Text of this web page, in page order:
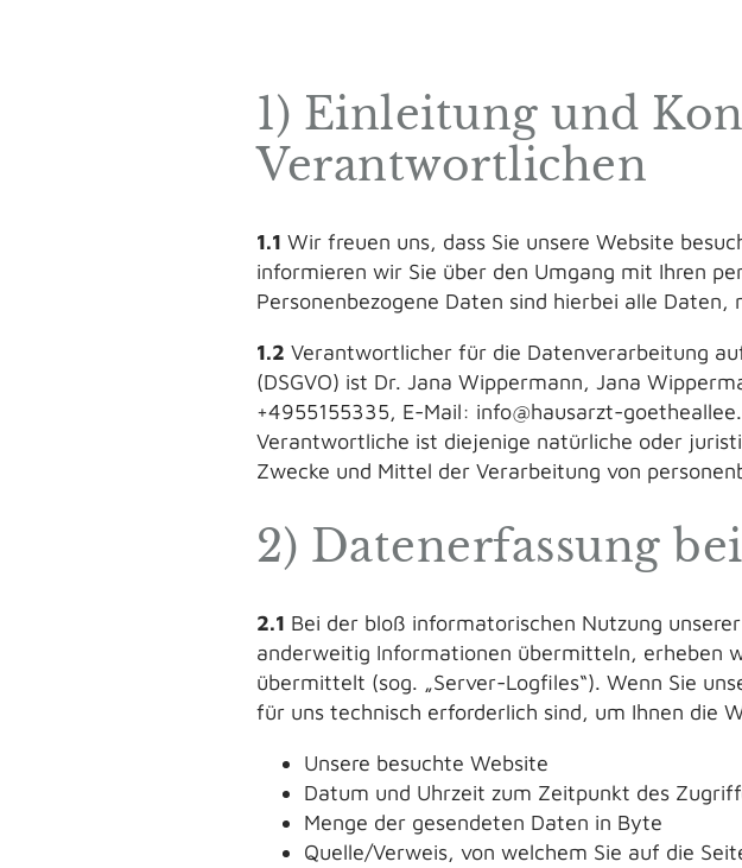
1) Einleitung und
Verantwortlichen
1.1 Wir freuen uns, dass Sie unsere Website
informieren wir Sie über den Umgang mit Ihren
Personenbezogene Daten sind hierbei alle
1.2 Verantwortlicher für die Datenverarbeitung
(DSGVO) ist Dr. Jana Wippermann, Jana
+4955155335, E-Mail: info@hausarzt-
Verantwortliche ist diejenige natürliche oder
Zwecke und Mittel der Verarbeitung von
2) Datenerfassung
2.1 Bei der bloß informatorischen Nutzung
anderweitig Informationen übermitteln, erheben
übermittelt (sog. „Server-Logfiles“). Wenn Sie
für uns technisch erforderlich sind, um Ihnen die
Unsere besuchte Website
Datum und Uhrzeit zum Zeitpunkt des
Menge der gesendeten Daten in Byte
Quelle/Verweis, von welchem Sie auf die